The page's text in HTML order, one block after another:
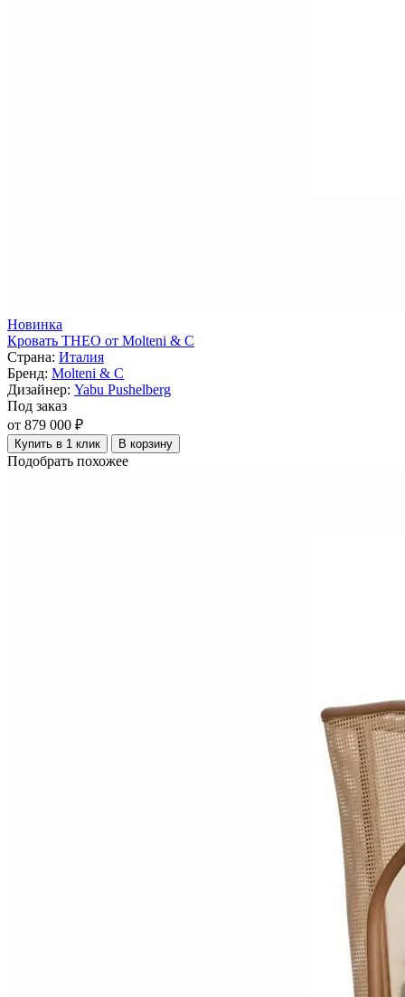
Новинка
Кровать THEO от Molteni & C
Страна: Италия
Бренд: Molteni & C
Дизайнер: Yabu Pushelberg
Под заказ
от 879 000 ₽
Купить в 1 клик В корзину
Подобрать похожее